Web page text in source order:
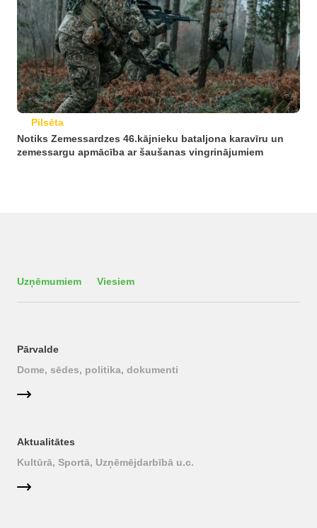
Pilsēta
Notiks Zemessardzes 46.kājnieku bataljona karavīru un
zemessargu apmācība ar šaušanas vingrinājumiem
Uzņēmumiem Viesiem
Pārvalde
Dome, sēdes, politika, dokumenti
Aktualitātes
Kultūrā, Sportā, Uzņēmējdarbībā u.c.